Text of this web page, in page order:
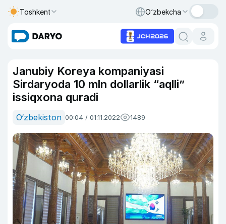
Toshkent O‘zbekcha
Janubiy Koreya kompaniyasi
Sirdaryoda 10 mln dollarlik “aqlli”
issiqxona quradi
O‘zbekiston 00:04 / 01.11.2022 1489